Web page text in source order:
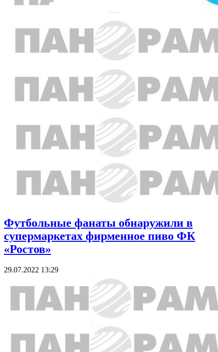
Футбольные фанаты обнаружили в
супермаркетах фирменное пиво ФК
«Ростов»
29.07.2022 13:29